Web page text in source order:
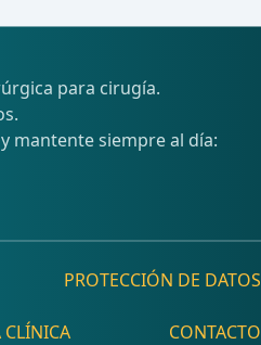
para cirugía.
mantente siempre al día:
PROTECCIÓN DE DATOS
CLÍNICA
CONTACTO